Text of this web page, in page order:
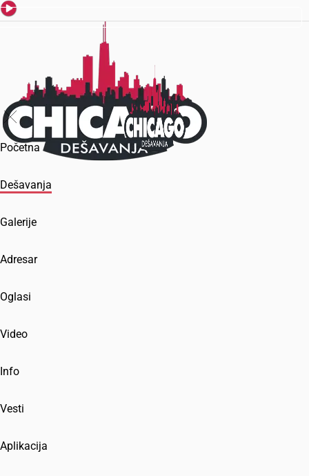
Početna
Dešavanja
Galerije
Adresar
Oglasi
Video
Info
Vesti
Aplikacija